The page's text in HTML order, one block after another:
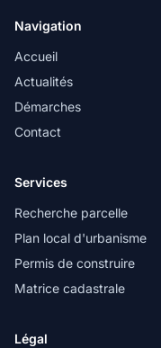
Navigation
Accueil
Actualités
Démarches
Contact
Services
Recherche parcelle
Plan local d'urbanisme
Permis de construire
Matrice cadastrale
Légal